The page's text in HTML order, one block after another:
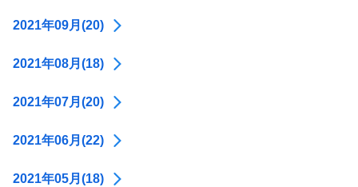
2021年09月(20)
2021年08月(18)
2021年07月(20)
2021年06月(22)
2021年05月(18)